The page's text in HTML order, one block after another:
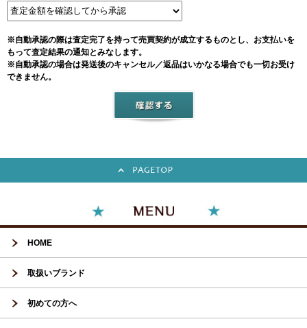
※自動承認の際は査定完了を持って売買契約が成立するものとし、お支払いを
もって査定結果の通知とみなします。
※自動承認の場合は発送後のキャンセル／返品はいかなる場合でも一切お受け
できません。
HOME
取扱いブランド
初めての方へ